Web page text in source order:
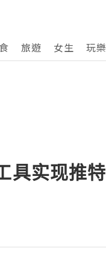
旅遊 女生 玩樂
具实现推特